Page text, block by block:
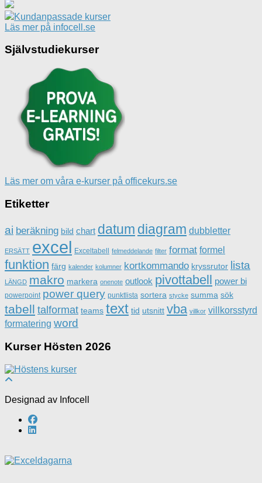
Kundanpassade kurser
Läs mer på infocell.se
Självstudiekurser
Läs mer om våra e-kurser på officekurs.se
Etiketter
ai beräkning bild chart datum diagram dubbletter
ERSÄTT excel Exceltabell felmeddelande filter format formel
funktion färg kalender kolumner kortkommando kryssrutor lista
LÄNGD makro markera onenote outlook pivottabell power bi
powerpoint power query punktlista sortera stycke summa sök
tabell talformat teams text tid utsnitt vba villkor villkorsstyrd
formatering word
Kurser Hösten 2026
Designad av Infocell